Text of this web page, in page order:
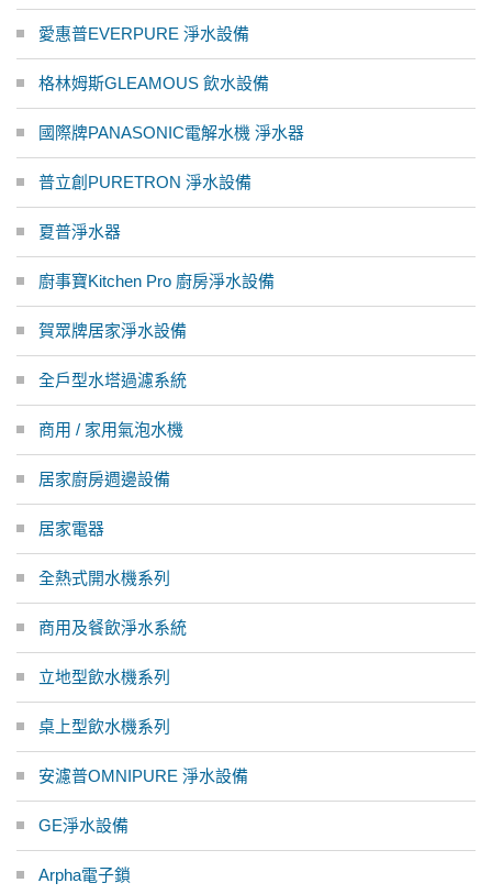
愛惠普EVERPURE 淨水設備
格林姆斯GLEAMOUS 飲水設備
國際牌PANASONIC電解水機 淨水器
普立創PURETRON 淨水設備
夏普淨水器
廚事寶Kitchen Pro 廚房淨水設備
賀眾牌居家淨水設備
全戶型水塔過濾系統
商用 / 家用氣泡水機
居家廚房週邊設備
居家電器
全熱式開水機系列
商用及餐飲淨水系統
立地型飲水機系列
桌上型飲水機系列
安濾普OMNIPURE 淨水設備
GE淨水設備
Arpha電子鎖